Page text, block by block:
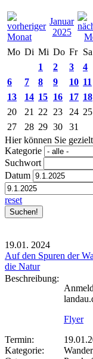
Januar
2025
Mo Di Mi Do Fr Sa
1
2 3 4
6
7 8 9 10 11
13
14 15 16 17 18
20
21 22 23 24 25
27
28 29 30
31
Hier können Sie
Kategorie
Suchwort
Datum
reset
19.01. 2024
Auf den Spuren der
die Natur
Beschreibung:
Flyer
Termin:
Kategorie: